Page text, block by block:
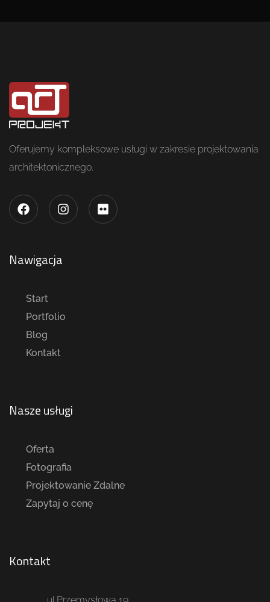
Oferujemy kompleksowe usługi w zakresie projektowania
architektonicznego.
Nawigacja
Start
Portfolio
Blog
Kontakt
Nasze usługi
Oferta
Fotografia
Projektowanie Zdalne
Zapytaj o cenę
Kontakt